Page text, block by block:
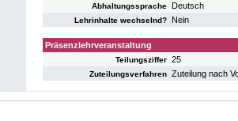
Abhaltungssprache Deutsch
Lehrinhalte wechselnd? Nein
Präsenzlehrveranstaltung
Teilungsziffer 25
Zuteilungsverfahren Zuteilung nach